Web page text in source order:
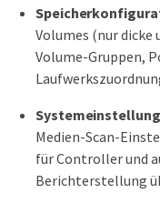
Volumes (nur
Volume-Gruppen,
Medien-Scan-
für Controller und
Berichterstellung